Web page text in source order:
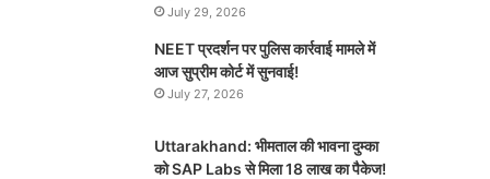
July 29, 2026
NEET प्रदर्शन पर पुलिस कार्रवाई मामले में
आज सुप्रीम कोर्ट में सुनवाई!
July 27, 2026
Uttarakhand: भीमताल की भावना दुम्का
को SAP Labs से मिला 18 लाख का पैकेज!